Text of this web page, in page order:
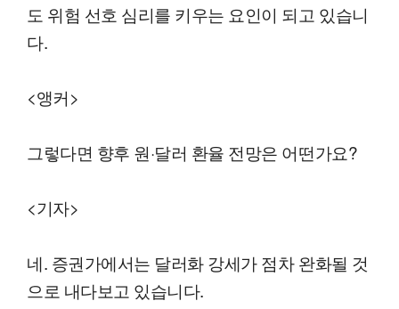
도 위험 선호 심리를 키우는 요인이 되고 있습니
다.
<앵커>
그렇다면 향후 원·달러 환율 전망은 어떤가요?
<기자>
네. 증권가에서는 달러화 강세가 점차 완화될 것
으로 내다보고 있습니다.